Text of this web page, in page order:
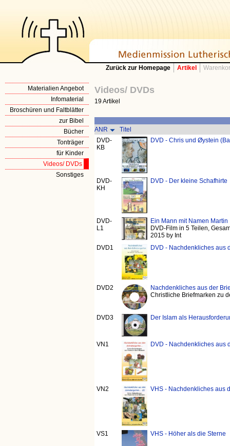
Zurück zur Homepage Artikel
Materialien Angebot
Infomaterial
Broschüren und Faltblätter
zur Bibel
Bücher
Tonträger
für Kinder
Videos/ DVDs
Sonstiges
Videos/ DVDs
19 Artikel
ANR
Titel
DVD-
KB
DVD - Chris und Øystein
DVD-
KH
DVD - Der kleine Schafhirte
DVD-
L1
Ein Mann mit Namen Martin
DVD-Film in 5 Teilen,
2015 by Int
DVD1
DVD - Nachdenkliches aus
DVD2
Nachdenkliches aus der
Christliche Briefmarken zu
DVD3 Der Islam als
VN1 DVD - Nachdenkliches aus
VN2 VHS - Nachdenkliches aus
VS1 VHS - Höher als die Sterne